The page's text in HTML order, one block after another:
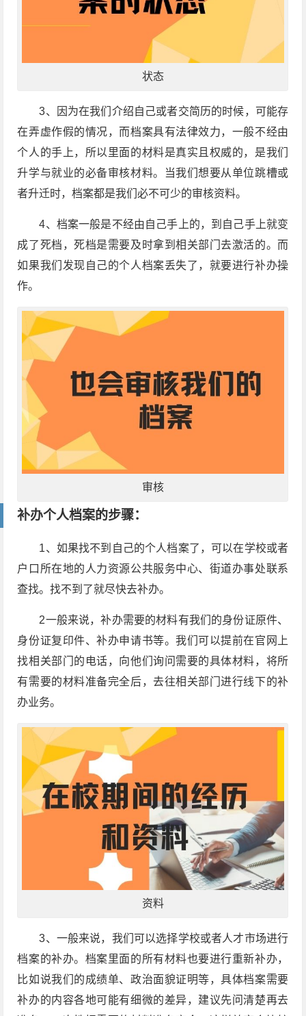
状态
3、因为在我们介绍自己或者交简历的时候，可能存
在弄虚作假的情况，而档案具有法律效力，一般不经由
个人的手上，所以里面的材料是真实且权威的，是我们
升学与就业的必备审核材料。当我们想要从单位跳槽或
者升迁时，档案都是我们必不可少的审核资料。
4、档案一般是不经由自己手上的，到自己手上就变
成了死档，死档是需要及时拿到相关部门去激活的。而
如果我们发现自己的个人档案丢失了，就要进行补办操
作。
审核
补办个人档案的步骤：
1、如果找不到自己的个人档案了，可以在学校或者
户口所在地的人力资源公共服务中心、街道办事处联系
查找。找不到了就尽快去补办。
2一般来说，补办需要的材料有我们的身份证原件、
身份证复印件、补办申请书等。我们可以提前在官网上
找相关部门的电话，向他们询问需要的具体材料，将所
有需要的材料准备完全后，去往相关部门进行线下的补
办业务。
资料
3、一般来说，我们可以选择学校或者人才市场进行
档案的补办。档案里面的所有材料也要进行重新补办，
比如说我们的成绩单、政治面貌证明等，具体档案需要
补办的内容各地可能有细微的差异，建议先问清楚再去